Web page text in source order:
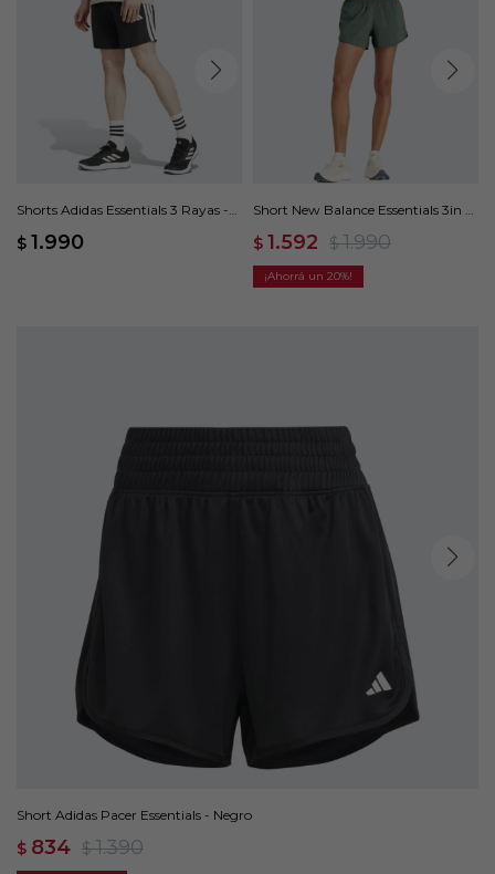
Shorts Adidas Essentials 3 Rayas -
$ 1.990
Short New Balance Essentials 3in -
$ 1.592 $ 1.990
20
Short Adidas Pacer Essentials - Negro
$ 834 $ 1.390